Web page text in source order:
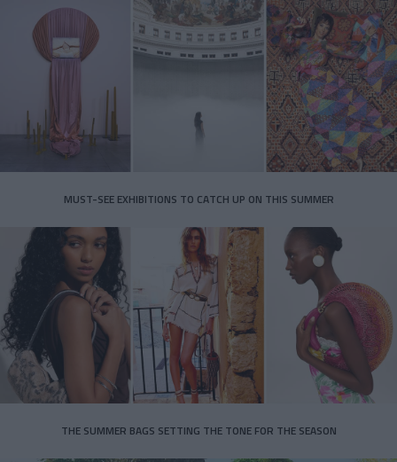
MUST-SEE EXHIBITIONS TO CATCH UP ON THIS SUMMER
THE SUMMER BAGS SETTING THE TONE FOR THE SEASON